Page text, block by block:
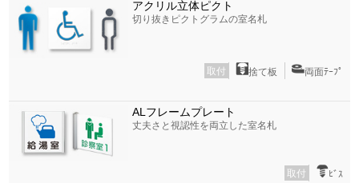
アクリル立体ピクト
切り抜きピクトグラムの室名札
取付 捨て板 両面ﾃｰﾌﾟ
ALフレームプレート
丈夫さと視認性を両立した室名札
取付 ﾋﾞｽ